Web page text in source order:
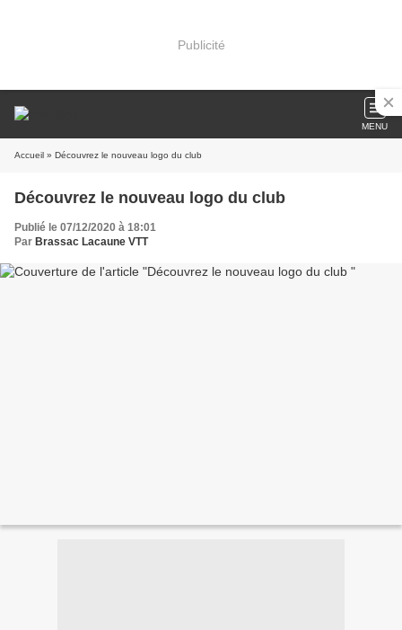
Publicité
MENU
Accueil » Découvrez le nouveau logo du club
Découvrez le nouveau logo du club
Publié le 07/12/2020 à 18:01
Par Brassac Lacaune VTT